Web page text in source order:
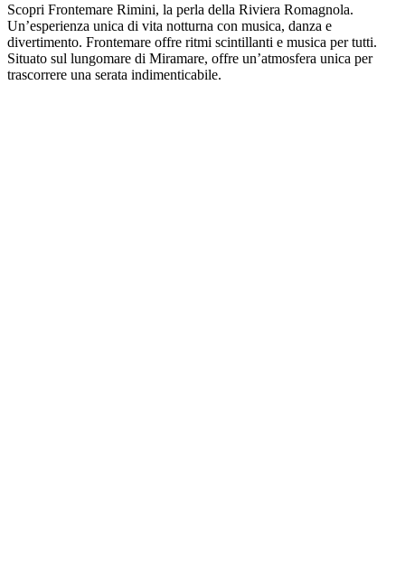
Scopri Frontemare Rimini, la perla della Riviera Romagnola.
Un’esperienza unica di vita notturna con musica, danza e
divertimento. Frontemare offre ritmi scintillanti e musica per tutti.
Situato sul lungomare di Miramare, offre un’atmosfera unica per
trascorrere una serata indimenticabile.